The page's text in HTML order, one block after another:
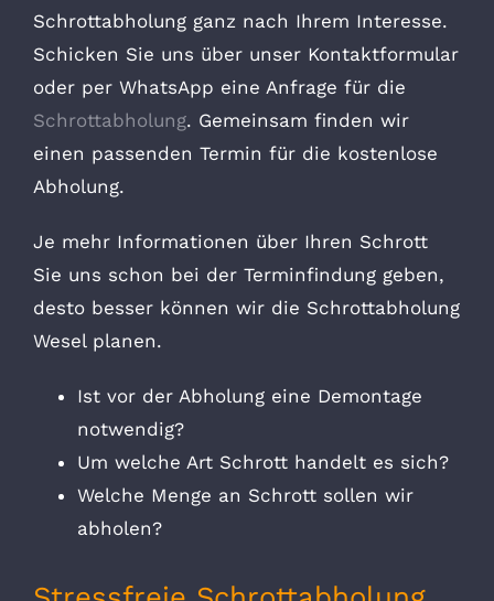
Schrottabholung ganz nach Ihrem Interesse.
Schicken Sie uns über unser Kontaktformular
oder per WhatsApp eine Anfrage für die
Schrottabholung. Gemeinsam finden wir
einen passenden Termin für die kostenlose
Abholung.
Je mehr Informationen über Ihren Schrott
Sie uns schon bei der Terminfindung geben,
desto besser können wir die Schrottabholung
Wesel planen.
Ist vor der Abholung eine Demontage
notwendig?
Um welche Art Schrott handelt es sich?
Welche Menge an Schrott sollen wir
abholen?